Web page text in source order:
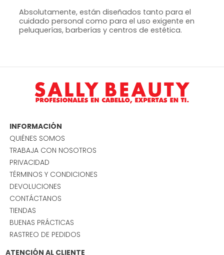
Absolutamente, están diseñados tanto para el
cuidado personal como para el uso exigente en
peluquerías, barberías y centros de estética.
INFORMACIÓN
QUIÉNES SOMOS
TRABAJA CON NOSOTROS
PRIVACIDAD
TÉRMINOS Y CONDICIONES
DEVOLUCIONES
CONTÁCTANOS
TIENDAS
BUENAS PRÁCTICAS
RASTREO DE PEDIDOS
ATENCIÓN AL CLIENTE